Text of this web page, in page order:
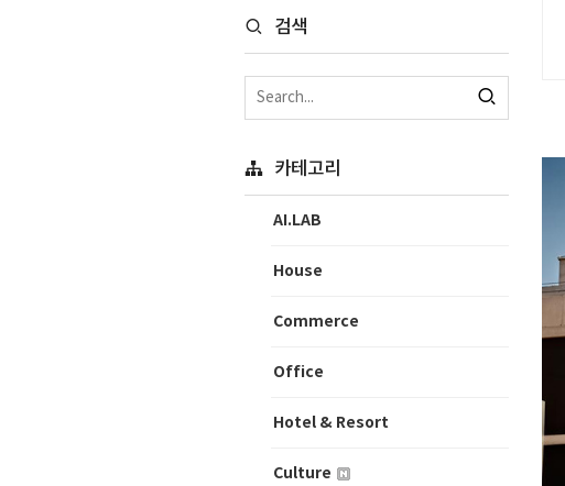
검색
카테고리
AI.LAB
House
Commerce
Office
Hotel & Resort
Culture